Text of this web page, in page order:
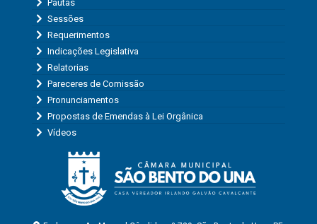
Pautas
Sessões
Requerimentos
Indicações Legislativa
Relatorias
Pareceres de Comissão
Pronunciamentos
Propostas de Emendas à Lei Orgânica
Vídeos